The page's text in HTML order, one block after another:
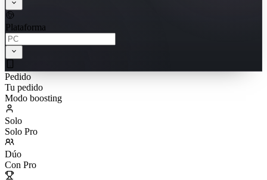
Plataforma
Pedido
Tu pedido
Modo boosting
Solo
Solo Pro
Dúo
Con Pro